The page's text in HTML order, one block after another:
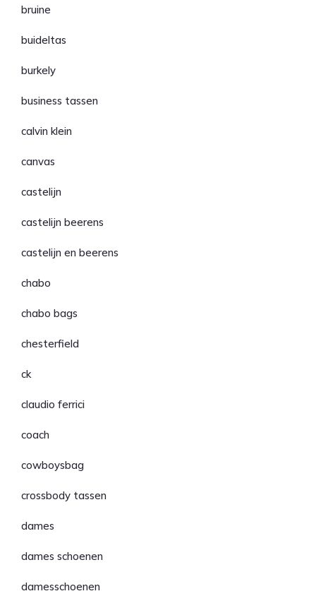
bruine
buideltas
burkely
business tassen
calvin klein
canvas
castelijn
castelijn beerens
castelijn en beerens
chabo
chabo bags
chesterfield
ck
claudio ferrici
coach
cowboysbag
crossbody tassen
dames
dames schoenen
damesschoenen